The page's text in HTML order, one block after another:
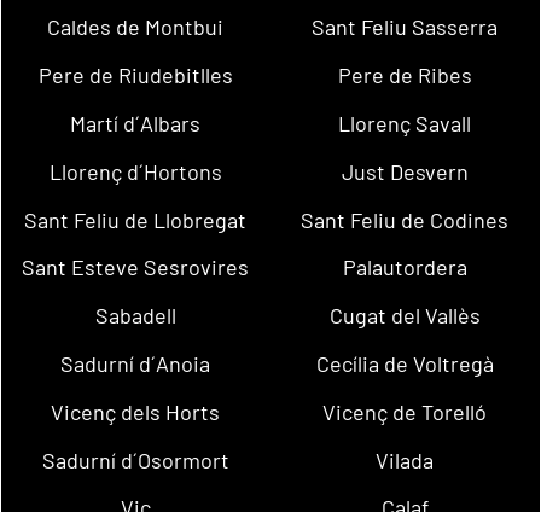
Caldes de Montbui
Sant Feliu Sasserra
Pere de Riudebitlles
Pere de Ribes
Martí d´Albars
Llorenç Savall
Llorenç d´Hortons
Just Desvern
Sant Feliu de Llobregat
Sant Feliu de Codines
Sant Esteve Sesrovires
Palautordera
Sabadell
Cugat del Vallès
Sadurní d´Anoia
Cecília de Voltregà
Vicenç dels Horts
Vicenç de Torelló
Sadurní d´Osormort
Vilada